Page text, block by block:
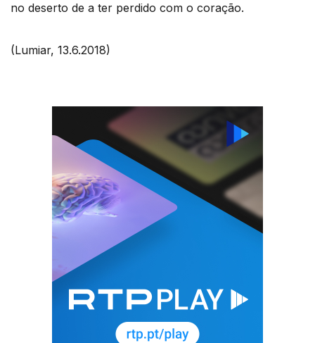
no deserto de a ter perdido com o coração.
(Lumiar, 13.6.2018)